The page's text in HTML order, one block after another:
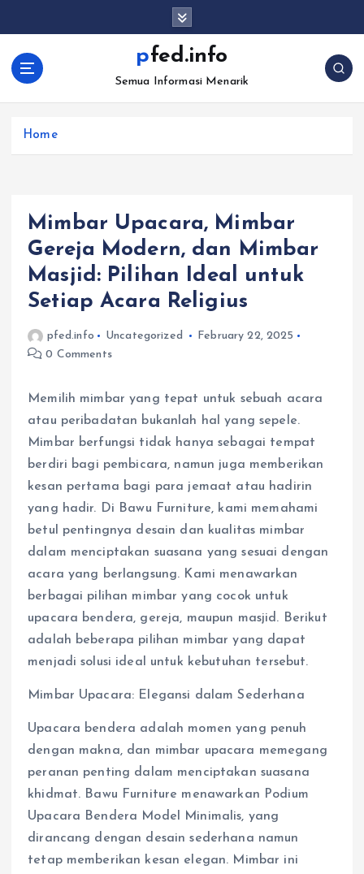
o
pfed.info
Semua Informasi Menarik
Home
Mimbar Upacara, Mimbar
Gereja Modern, dan Mimbar
Masjid: Pilihan Ideal untuk
Setiap Acara Religius
pfed.info Uncategorized
February 22, 2025
0 Comments
Memilih mimbar yang tepat untuk sebuah acara
atau peribadatan bukanlah hal yang sepele.
Mimbar berfungsi tidak hanya sebagai tempat
berdiri bagi pembicara, namun juga memberikan
kesan pertama bagi para jemaat atau hadirin
yang hadir. Di Bawu Furniture, kami memahami
betul pentingnya desain dan kualitas mimbar
dalam menciptakan suasana yang sesuai dengan
acara yang berlangsung. Kami menawarkan
berbagai pilihan mimbar yang cocok untuk
upacara bendera, gereja, maupun masjid. Berikut
adalah beberapa pilihan mimbar yang dapat
menjadi solusi ideal untuk kebutuhan tersebut.
Mimbar Upacara: Elegansi dalam Sederhana
Upacara bendera adalah momen yang penuh
dengan makna, dan mimbar upacara memegang
peranan penting dalam menciptakan suasana
khidmat. Bawu Furniture menawarkan Podium
Upacara Bendera Model Minimalis, yang
dirancang dengan desain sederhana namun
tetap memberikan kesan elegan. Mimbar ini